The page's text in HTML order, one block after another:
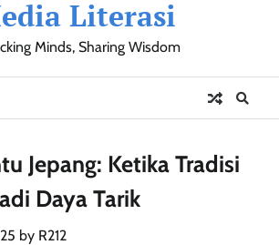
Literasi
Minds, Sharing Wisdom
Pendidikan
SosialOlahraga
Resensi
Ulasan
Opini
Jepang: Ketika Tradisi
Daya Tarik
by R212